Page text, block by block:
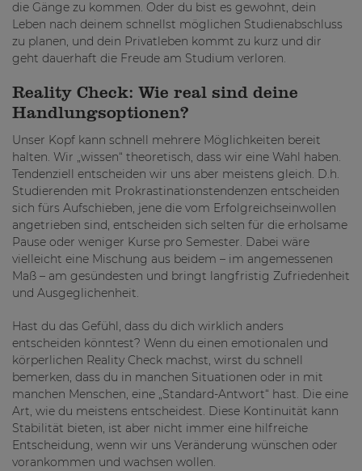
die Gänge zu kommen. Oder du bist es gewohnt, dein
Leben nach deinem schnellst möglichen Studienabschluss
zu planen, und dein Privatleben kommt zu kurz und dir
geht dauerhaft die Freude am Studium verloren.
Reality Check: Wie real sind deine
Handlungsoptionen?
Unser Kopf kann schnell mehrere Möglichkeiten bereit
halten. Wir „wissen“ theoretisch, dass wir eine Wahl haben.
Tendenziell entscheiden wir uns aber meistens gleich. D.h.
Studierenden mit Prokrastinationstendenzen entscheiden
sich fürs Aufschieben, jene die vom Erfolgreichseinwollen
angetrieben sind, entscheiden sich selten für die erholsame
Pause oder weniger Kurse pro Semester. Dabei wäre
vielleicht eine Mischung aus beidem – im angemessenen
Maß – am gesündesten und bringt langfristig Zufriedenheit
und Ausgeglichenheit.
Hast du das Gefühl, dass du dich wirklich anders
entscheiden könntest? Wenn du einen emotionalen und
körperlichen Reality Check machst, wirst du schnell
bemerken, dass du in manchen Situationen oder in mit
manchen Menschen, eine „Standard-Antwort“ hast. Die eine
Art, wie du meistens entscheidest. Diese Kontinuität kann
Stabilität bieten, ist aber nicht immer eine hilfreiche
Entscheidung, wenn wir uns Veränderung wünschen oder
vorankommen und wachsen wollen.